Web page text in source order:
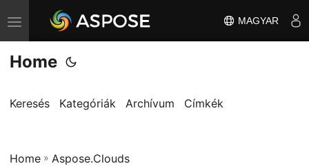
T
o
g
l
a
MAGYAR
Home
Keresés Kategóriák Archívum Címkék
Home » Aspose.Clouds